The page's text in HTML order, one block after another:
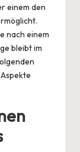
einem den
nach einem
bleibt im